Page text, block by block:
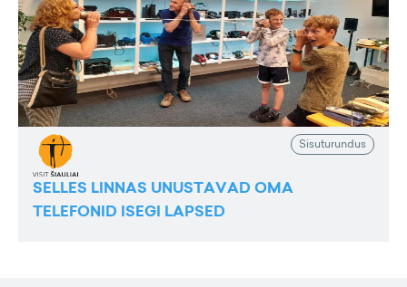
Sisuturundus
SELLES LINNAS UNUSTAVAD OMA
TELEFONID ISEGI LAPSED